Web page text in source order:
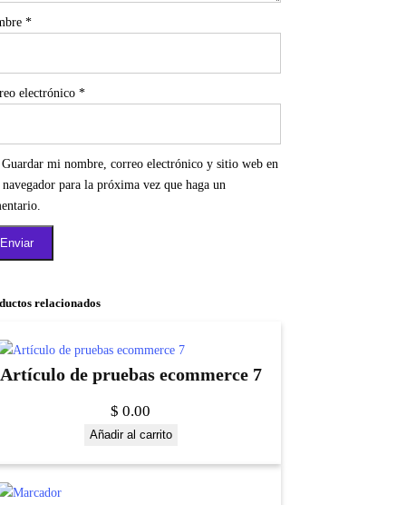
*
electrónico *
Guardar mi nombre, correo electrónico y sitio web en
navegador para la próxima vez que haga un
relacionados
Artículo de pruebas ecommerce 7
$ 0.00
Añadir al carrito